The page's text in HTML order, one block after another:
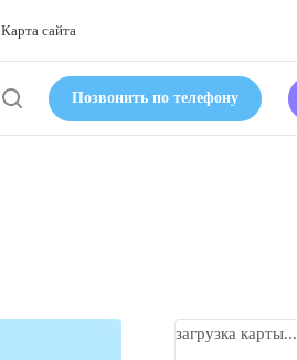
Карта сайта
Позвонить по телефону
загрузка карты...